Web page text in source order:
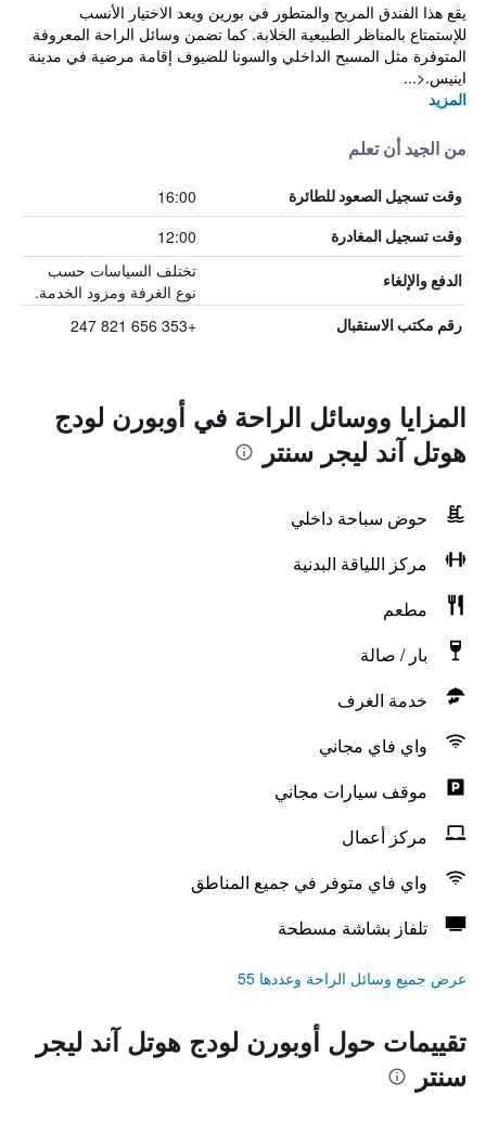
يقع هذا الفندق المريح والمتطور في بورين ويعد الاختيار الأنسب
للإستمتاع بالمناظر الطبيعية الخلابة. كما تضمن وسائل الراحة المعروفة
المتوفرة مثل المسبح الداخلي والسونا للضيوف إقامة مرضية في مدينة
اينيس.<...
المزيد
من الجيد أن تعلم
وقت تسجيل الصعود للطائرة 16:00
وقت تسجيل المغادرة 12:00
الدفع والإلغاء
تختلف السياسات حسب
نوع الغرفة ومزود الخدمة.
رقم مكتب الاستقبال +353 656 821 247
المزايا ووسائل الراحة في أوبورن لودج
هوتل آند ليجر سنتر
حوض سباحة داخلي
مركز اللياقة البدنية
مطعم
بار / صالة
خدمة الغرف
واي فاي مجاني
موقف سيارات مجاني
مركز أعمال
واي فاي متوفر في جميع المناطق
تلفاز بشاشة مسطحة
عرض جميع وسائل الراحة وعددها 55
تقييمات حول أوبورن لودج هوتل آند ليجر
سنتر